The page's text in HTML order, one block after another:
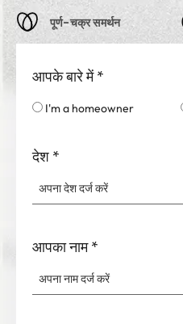
पूर्ण-चक्र समर्थन
आपके बारे में *
I'm a homeowner
देश *
आपका नाम *